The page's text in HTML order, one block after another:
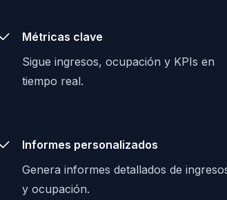
Métricas clave
Sigue ingresos, ocupación y KPIs en
tiempo real.
Informes personalizados
Genera informes detallados de
y ocupación.